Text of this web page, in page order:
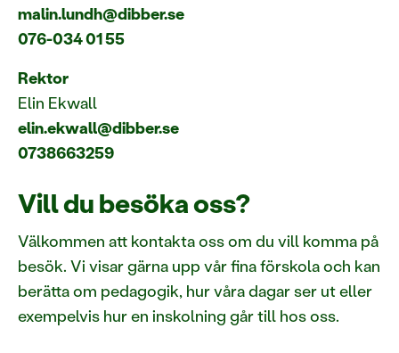
malin.lundh@dibber.se
076-034 01 55
Rektor
Elin Ekwall
elin.ekwall@dibber.se
0738663259
Vill du besöka oss?
Välkommen att kontakta oss om du vill komma på
besök. Vi visar gärna upp vår fina förskola och kan
berätta om pedagogik, hur våra dagar ser ut eller
exempelvis hur en inskolning går till hos oss.